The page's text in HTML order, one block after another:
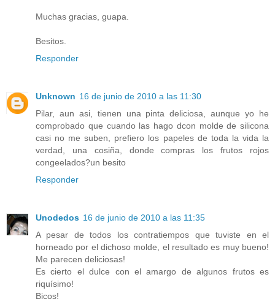
Muchas gracias, guapa.
Besitos.
Responder
Unknown 16 de junio de 2010 a las 11:30
Pilar, aun asi, tienen una pinta deliciosa, aunque yo he
comprobado que cuando las hago dcon molde de silicona
casi no me suben, prefiero los papeles de toda la vida la
verdad, una cosiña, donde compras los frutos rojos
congeelados?un besito
Responder
Unodedos 16 de junio de 2010 a las 11:35
A pesar de todos los contratiempos que tuviste en el
horneado por el dichoso molde, el resultado es muy bueno!
Me parecen deliciosas!
Es cierto el dulce con el amargo de algunos frutos es
riquísimo!
Bicos!